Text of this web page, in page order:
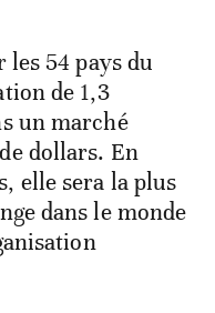
les 54 pays du
de 1,3
un marché
dollars. En
elle sera la plus
dans le monde